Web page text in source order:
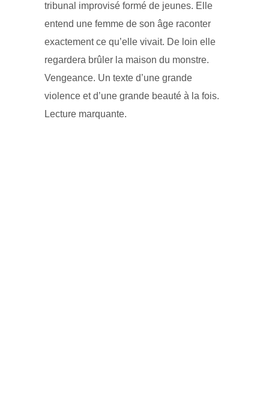
tribunal improvisé formé de jeunes. Elle
entend une femme de son âge raconter
exactement ce qu’elle vivait. De loin elle
regardera brûler la maison du monstre.
Vengeance. Un texte d’une grande
violence et d’une grande beauté à la fois.
Lecture marquante.